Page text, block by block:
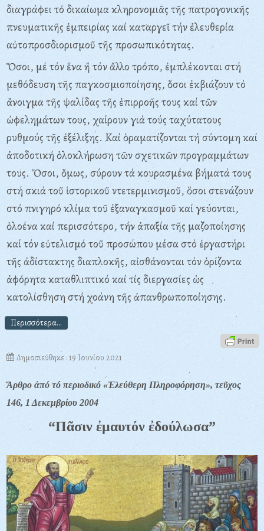
διαγράφει τό δικαίωμα κληρονομιᾶς τῆς πατρογονικῆς
πνευματικῆς ἐμπειρίας καί καταργεῖ τήν ἐλευθερία
αὐτοπροσδιορισμοῦ τῆς προσωπικότητας.
Ὅσοι, μέ τόν ἕνα ἤ τόν ἄλλο τρόπο, ἐμπλέκονται στή
μεθόδευση τῆς παγκοσμιοποίησης, ὅσοι ἐκβιάζουν τό
ἄνοιγμα τῆς ψαλίδας τῆς ἐπιρροῆς τους καί τῶν
ὠφελημάτων τους, χαίρουν γιά τούς ταχύτατους
ρυθμούς τῆς ἐξέλιξης. Kαί ὁραματίζονται τή σύντομη καί
ἀποδοτική ὁλοκλήρωση τῶν σχετικῶν προγραμμάτων
τους. Ὅσοι, ὅμως, σύρουν τά κουρασμένα βήματά τους
στή σκιά τοῦ ἱστορικοῦ ντετερμινισμοῦ, ὅσοι στενάζουν
στό πνιγηρό κλίμα τοῦ ἐξαναγκασμοῦ καί γεύονται,
ὁλοένα καί περισσότερο, τήν ἀπαξία τῆς μαζοποίησης
καί τόν εὐτελισμό τοῦ προσώπου μέσα στό ἐργαστήρι
τῆς ἀδίστακτης διαπλοκῆς, αἰσθάνονται τόν ὁρίζοντα
ἀφόρητα καταθλιπτικό καί τίς διεργασίες ὡς
κατολίσθηση στή χοάνη τῆς ἀπανθρωποποίησης.
Περισσότερα...
Δημοσιεύθηκε : 19 Ιουνίου 2021
Ἄρθρο ἀπό τό περιοδικό «Ἐλεύθερη Πληροφόρηση», τεῦχος
146, 1 Δεκεμβρίου 2004
“Πᾶσιν ἐμαυτόν ἐδούλωσα”